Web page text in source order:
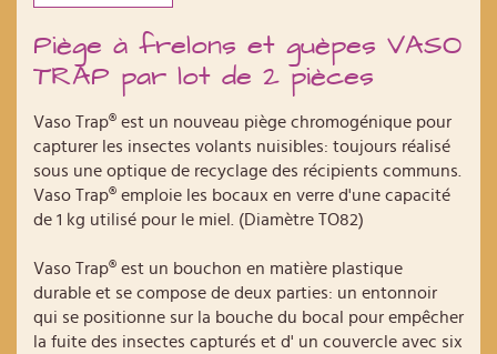
Piège à frelons et guèpes VASO
TRAP par lot de 2 pièces
Vaso Trap® est un nouveau piège chromogénique pour
capturer les insectes volants nuisibles: toujours réalisé
sous une optique de recyclage des récipients communs.
Vaso Trap® emploie les bocaux en verre d'une capacité
de 1 kg utilisé pour le miel. (Diamètre TO82)
Vaso Trap® est un bouchon en matière plastique
durable et se compose de deux parties: un entonnoir
qui se positionne sur la bouche du bocal pour empêcher
la fuite des insectes capturés et d' un couvercle avec six